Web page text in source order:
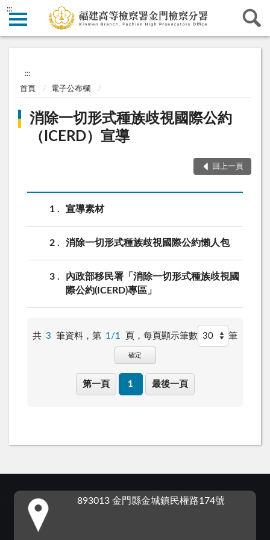
:::
:::
首頁 電子公布欄
消除一切形式種族歧視國際公約
（ICERD）宣導
回上一頁
1 宣導素材
2 消除一切形式種族歧視國際公約懶人包
3
內政部移民署「消除一切形式種族歧視國
際公約(ICERD)專區」
共 3 筆資料，第 1/1 頁， 每頁顯示筆數 筆
確定
第一頁 1 最後一頁
893013 金門縣金城鎮民權路174號